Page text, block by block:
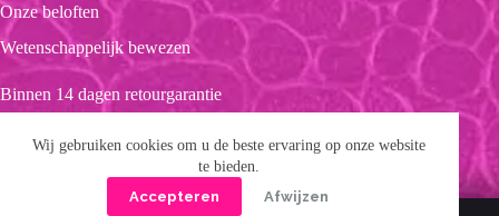
Wij gebruiken cookies om u de beste ervaring op onze website
te bieden.
Accepteren
Afwijzen
Onze beloften
Wetenschappelijk bewezen
Binnen 14 dagen retourgarantie
Duurzaam
Copyright © 2026 Forever 39 Privacybeleid